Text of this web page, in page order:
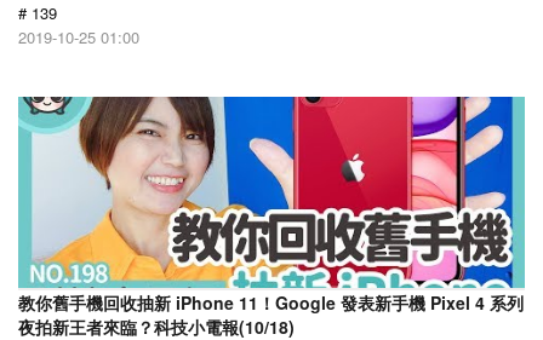
# 139
2019-10-25 01:00
教你舊手機回收抽新 iPhone 11！Google 發表新手機 Pixel 4 系列
夜拍新王者來臨？科技小電報(10/18)